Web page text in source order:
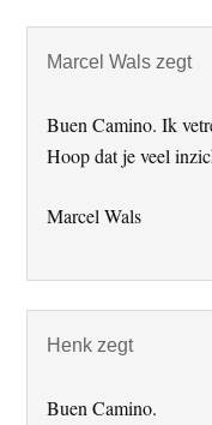
Marcel Wals zegt
Buen Camino. Ik
Hoop dat je veel
Marcel Wals
Henk zegt
Buen Camino.